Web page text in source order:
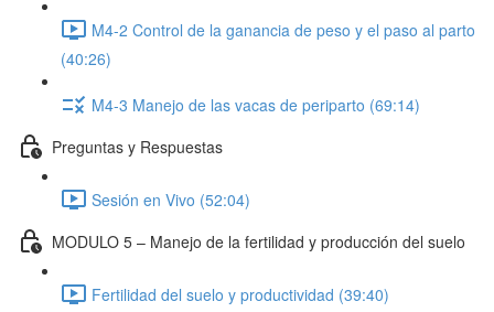
M4-2 Control de la ganancia de peso y el paso al parto
(40:26)
M4-3 Manejo de las vacas de periparto (69:14)
Preguntas y Respuestas
Sesión en Vivo (52:04)
MODULO 5 – Manejo de la fertilidad y producción del suelo
Fertilidad del suelo y productividad (39:40)